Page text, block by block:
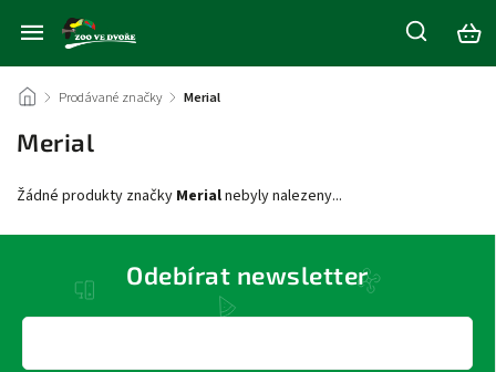
/ Prodávané značky / Merial
Merial
Žádné produkty značky Merialnebyly nalezeny...
Odebírat newsletter